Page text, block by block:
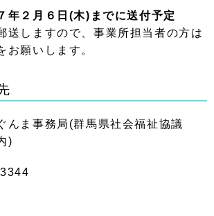
年２月６日(木)までに送付予定
送しますので、事業所担当者の方は
お願いします。
んま事務局(群馬県社会福祉協議
)